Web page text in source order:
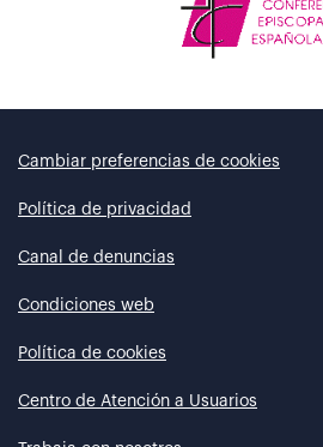
Cambiar preferencias de cookies
Política de privacidad
Canal de denuncias
Condiciones web
Política de cookies
Centro de Atención a Usuarios